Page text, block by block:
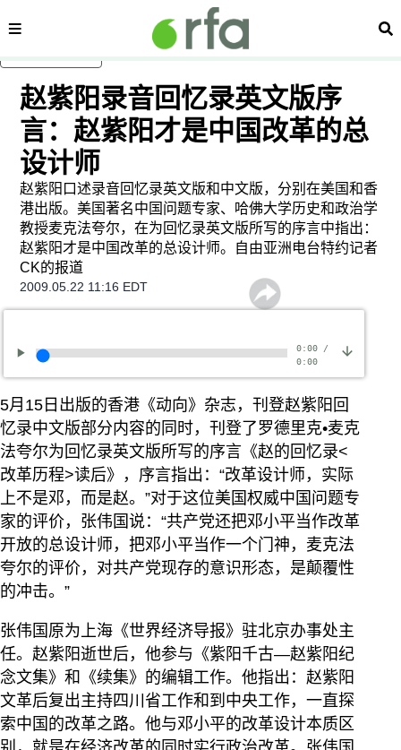
内容分类 搜
赵紫阳录音回忆录英文版序
言：赵紫阳才是中国改革的总
设计师
赵紫阳口述录音回忆录英文版和中文版，分别在美国和香
港出版。美国著名中国问题专家、哈佛大学历史和政治学
教授麦克法夸尔，在为回忆录英文版所写的序言中指出：
赵紫阳才是中国改革的总设计师。自由亚洲电台特约记者
CK的报道
2009.05.22 11:16 EDT
0:00/
0:00
5月15日出版的香港《动向》杂志，刊登赵紫阳回
忆录中文版部分内容的同时，刊登了罗德里克•麦克
法夸尔为回忆录英文版所写的序言《赵的回忆录<
改革历程>读后》，序言指出：“改革设计师，实际
上不是邓，而是赵。”对于这位美国权威中国问题专
家的评价，张伟国说：“共产党还把邓小平当作改革
开放的总设计师，把邓小平当作一个门神，麦克法
夸尔的评价，对共产党现存的意识形态，是颠覆性
的冲击。”
张伟国原为上海《世界经济导报》驻北京办事处主
任。赵紫阳逝世后，他参与《紫阳千古—赵紫阳纪
念文集》和《续集》的编辑工作。他指出：赵紫阳
文革后复出主持四川省工作和到中央工作，一直探
索中国的改革之路。他与邓小平的改革设计本质区